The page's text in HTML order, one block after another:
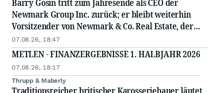
Barry Gosin tritt zum Jahresende als CEO der
Newmark Group Inc. zurück; er bleibt weiterhin
Vorsitzender von Newmark & Co. Real Estate, der
operativen Gesellschaft von Newmark
07.08.26, 18:47
METLEN - FINANZERGEBNISSE 1. HALBJAHR 2026
07.08.26, 18:17
Thrupp & Maberly